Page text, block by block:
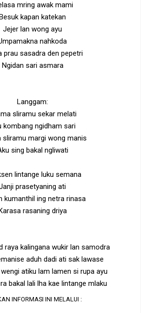
mring awak mami
kapan katekan
Jejer lan wong ayu
nahkoda
prau sasadra den pepetri
Ngidan sari asmara
Langgam:
sliramu sekar melati
kombang ngidham sari
sliramu margi wong manis
sing bakal ngliwati
lintange luku semana
prasetyaning ati
kumanthil ing netra rinasa
rasaning driya
raya kalingana wukir lan samodra
aduh dadi ati sak lawase
atiku lam lamen si rupa ayu
bakal lali lha kae lintange mlaku
INFORMASI INI MELALUI :